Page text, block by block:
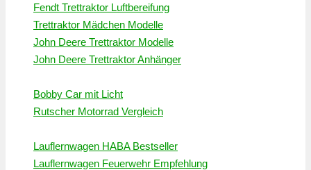
Fendt Trettraktor Luftbereifung
Trettraktor Mädchen Modelle
John Deere Trettraktor Modelle
John Deere Trettraktor Anhänger
Bobby Car mit Licht
Rutscher Motorrad Vergleich
Lauflernwagen HABA Bestseller
Lauflernwagen Feuerwehr Empfehlung